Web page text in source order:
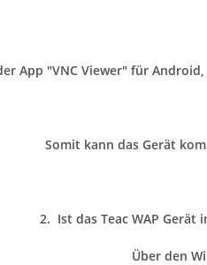
App "VNC Viewer" für
Somit kann das Gerät
2. Ist das Teac WAP Gerät
Über den